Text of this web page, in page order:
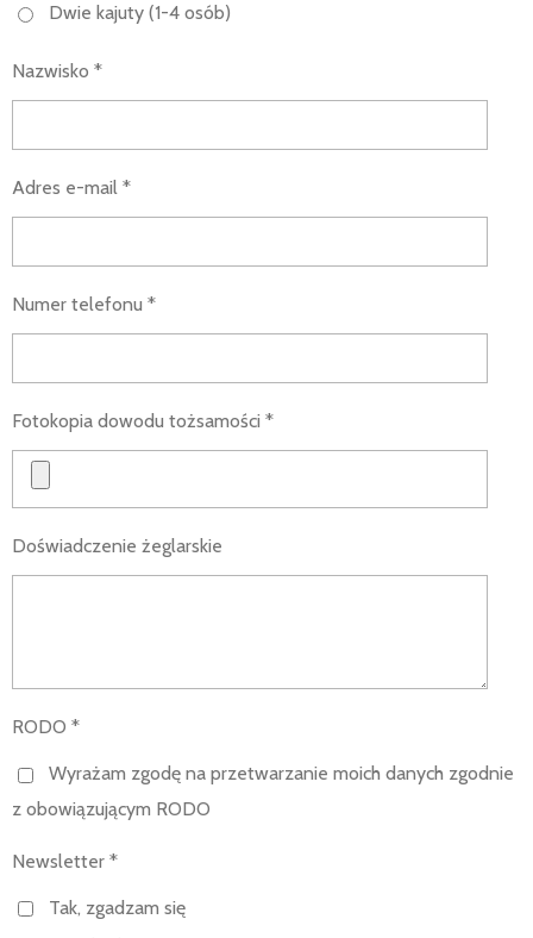
Dwie kajuty (1-4 osób)
Nazwisko *
Adres e-mail *
Numer telefonu *
Fotokopia dowodu tożsamości *
Doświadczenie żeglarskie
RODO *
Wyrażam zgodę na przetwarzanie moich danych zgodnie
z obowiązującym RODO
Newsletter *
Tak, zgadzam się